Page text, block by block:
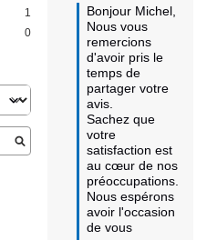
1
0
Bonjour Michel,
Nous vous
remercions
d'avoir pris le
temps de
partager votre
avis.
Sachez que
votre
satisfaction est
au cœur de nos
préoccupations.
Nous espérons
avoir l'occasion
de vous